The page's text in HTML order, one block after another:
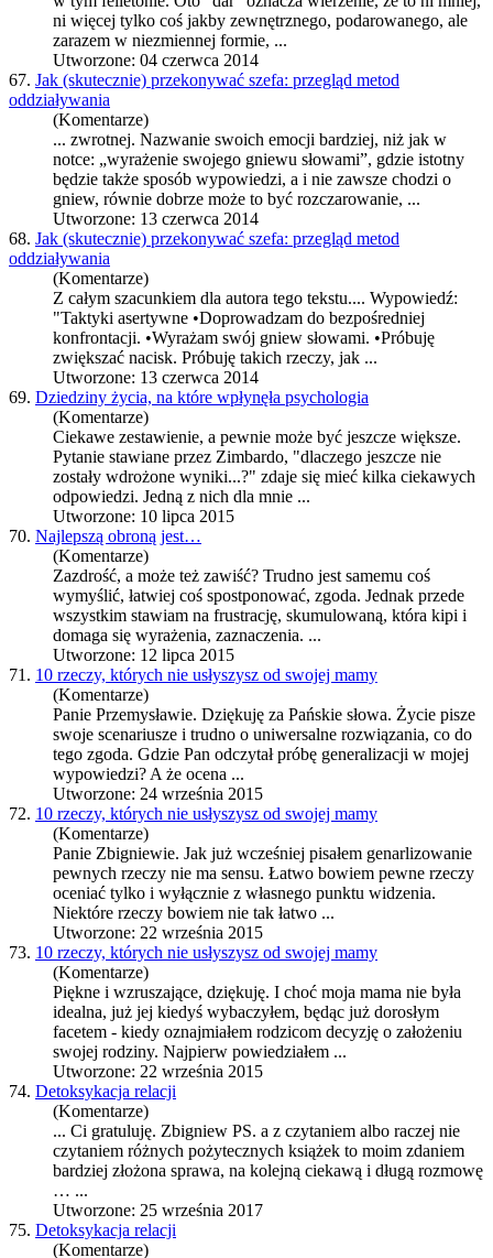
ni więcej tylko coś jakby zewnętrznego, podarowanego, ale
zarazem w niezmiennej formie, ...
Utworzone: 04 czerwca 2014
67. Jak (skutecznie) przekonywać szefa: przegląd metod
oddziaływania
(Komentarze)
... zwrotnej. Nazwanie swoich emocji bardziej, niż jak w
notce: „wyrażenie swojego gniewu słowami”, gdzie istotny
będzie także sposób wypowiedzi, a i nie zawsze chodzi o
gniew, równie dobrze może to być rozczarowanie, ...
Utworzone: 13 czerwca 2014
68. Jak (skutecznie) przekonywać szefa: przegląd metod
oddziaływania
(Komentarze)
Z całym szacunkiem dla autora tego tekstu.... Wypowiedź:
"Taktyki asertywne •Doprowadzam do bezpośredniej
konfrontacji. •Wyrażam swój gniew słowami. •Próbuję
zwiększać nacisk. Próbuję takich rzeczy, jak ...
Utworzone: 13 czerwca 2014
69. Dziedziny życia, na które wpłynęła psychologia
(Komentarze)
Ciekawe zestawienie, a pewnie może być jeszcze większe.
Pytanie stawiane przez Zimbardo, "dlaczego jeszcze nie
zostały wdrożone wyniki...?" zdaje się mieć kilka ciekawych
odpowiedzi. Jedną z nich dla mnie ...
Utworzone: 10 lipca 2015
70. Najlepszą obroną jest…
(Komentarze)
Zazdrość, a może też zawiść? Trudno jest samemu coś
wymyślić, łatwiej coś spostponować, zgoda. Jednak przede
wszystkim stawiam na frustrację, skumulowaną, która kipi i
domaga się wyrażenia, zaznaczenia. ...
Utworzone: 12 lipca 2015
71. 10 rzeczy, których nie usłyszysz od swojej mamy
(Komentarze)
Panie Przemysławie. Dziękuję za Pańskie słowa. Życie pisze
swoje scenariusze i trudno o uniwersalne rozwiązania, co do
tego zgoda. Gdzie Pan odczytał próbę generalizacji w mojej
wypowiedzi? A że ocena ...
Utworzone: 24 września 2015
72. 10 rzeczy, których nie usłyszysz od swojej mamy
(Komentarze)
Panie Zbigniewie. Jak już wcześniej pisałem genarlizowanie
pewnych rzeczy nie ma sensu. Łatwo bowiem pewne rzeczy
oceniać tylko i wyłącznie z własnego punktu widzenia.
Niektóre rzeczy bowiem nie tak łatwo ...
Utworzone: 22 września 2015
73. 10 rzeczy, których nie usłyszysz od swojej mamy
(Komentarze)
Piękne i wzruszające, dziękuję. I choć moja mama nie była
idealna, już jej kiedyś wybaczyłem, będąc już dorosłym
facetem - kiedy oznajmiałem rodzicom decyzję o założeniu
swojej rodziny. Najpierw powiedziałem ...
Utworzone: 22 września 2015
74. Detoksykacja relacji
(Komentarze)
... Ci gratuluję. Zbigniew PS. a z czytaniem albo raczej nie
czytaniem różnych pożytecznych książek to moim zdaniem
bardziej złożona sprawa, na kolejną ciekawą i długą rozmowę
… ...
Utworzone: 25 września 2017
75. Detoksykacja relacji
(Komentarze)